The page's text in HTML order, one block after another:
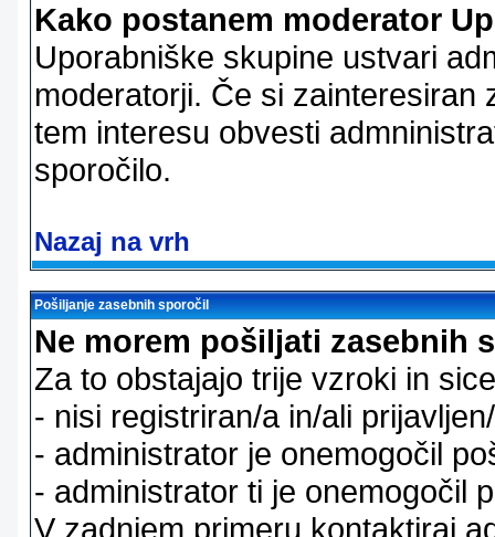
Kako postanem moderator
Uporabniške skupine ustvari
moderatorji. Če si
tem interesu obvesti
sporočilo.
Nazaj na vrh
Pošiljanje zasebnih sporočil
Ne morem pošiljati zasebnih
Za to obstajajo trije vzroki in
- nisi registriran/a in/ali
- administrator je onemogočil
- administrator ti je onemogočil
V zadnjem primeru kontaktiraj